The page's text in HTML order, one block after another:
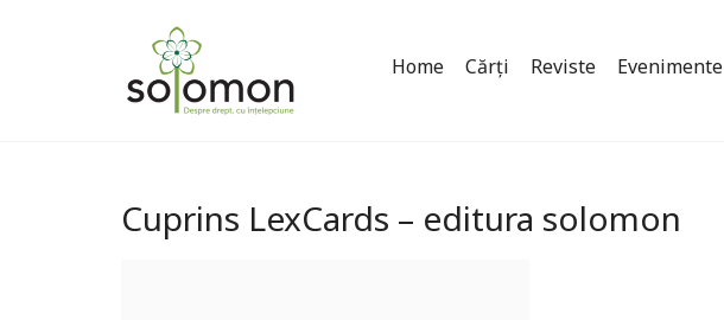
Home Cărți Reviste Evenimente
Cuprins LexCards – editura solomon